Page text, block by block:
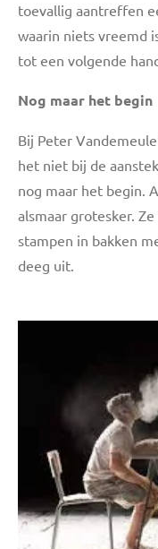
toevallig aantreffen
waarin niets vreemd
tot een volgende
Nog maar het begin
Bij Peter
het niet bij de
nog maar het begin.
alsmaar grotesker.
stampen in bakken
deeg uit.